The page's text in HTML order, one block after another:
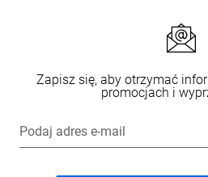
Zapisz się, aby otrzymać
promocjach i
Podaj adres e-mail